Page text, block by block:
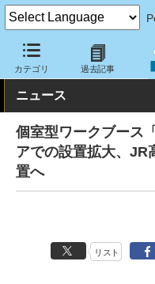
カテゴリ 過去記事
クラウド Watch サービス
ニュース
個室型ワークブース
アでの設置拡大、JR
置へ
リスト